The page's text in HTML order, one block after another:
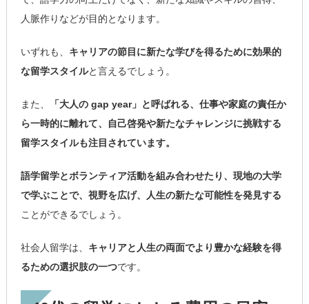
人脈作りなどが目的となります。
いずれも、 キャリアの節目に新たな学びを得るために効果的
な留学スタイルと言えるでしょう。
また、
「大人の gap year」と呼ばれる、仕事や家庭の責任か
ら一時的に離れて、自己啓発や新たなチャレンジに挑戦する
留学スタイルも注目されています。
語学留学とボランティア活動を組み合わせたり、現地の大学
で学ぶことで、視野を広げ、人生の新たな可能性を発見する
ことができるでしょう。
社会人留学は、 キャリアと人生の両面でより豊かな経験を得
るための選択肢の一つです。